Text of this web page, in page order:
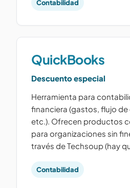
Contabilidad
QuickBooks
Descuento especial
Herramienta para
financiera (gastos, flujo de
etc.). Ofrecen productos
para organizaciones sin
través de Techsoup (hay
Contabilidad